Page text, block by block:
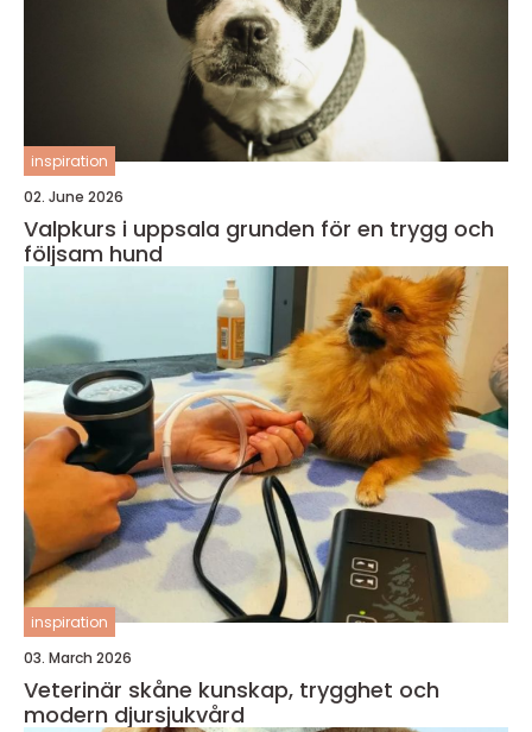
inspiration
02. June 2026
Valpkurs i uppsala grunden för en trygg och
följsam hund
inspiration
03. March 2026
Veterinär skåne kunskap, trygghet och
modern djursjukvård